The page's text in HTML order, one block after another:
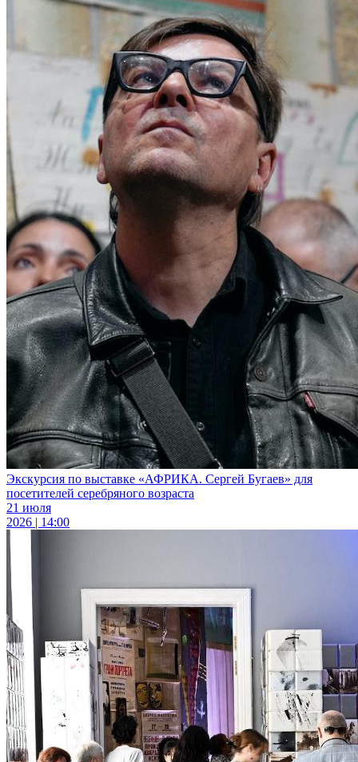
Экскурсия по выставке «АФРИКА. Сергей Бугаев» для
посетителей серебряного возраста
21 июля
2026 | 14:00